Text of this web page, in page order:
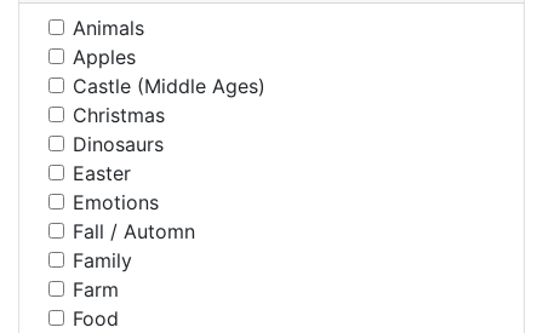
Animals
Apples
Castle (Middle Ages)
Christmas
Dinosaurs
Easter
Emotions
Fall / Automn
Family
Farm
Food